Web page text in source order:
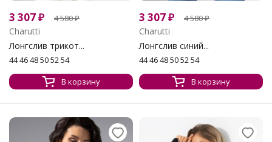
3 307₽ 4 580₽
Charutti
Лонгслив трикот...
44 46 48 50 52 54
В корзину
3 307₽ 4 580₽
Charutti
Лонгслив синий...
44 46 48 50 52 54
В корзину